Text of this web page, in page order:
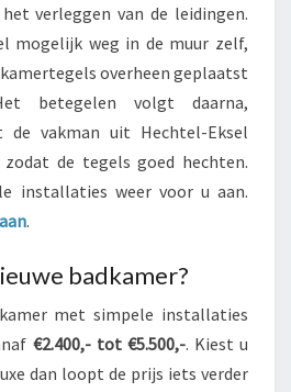
verleggen van de leidingen.
mogelijk weg in de muur zelf,
overheen geplaatst
betegelen volgt daarna,
de vakman uit Hechtel-Eksel
de tegels goed hechten.
installaties weer voor u aan.
.
badkamer?
met simpele installaties
€2.400,- tot €5.500,-. Kiest u
dan loopt de prijs iets verder